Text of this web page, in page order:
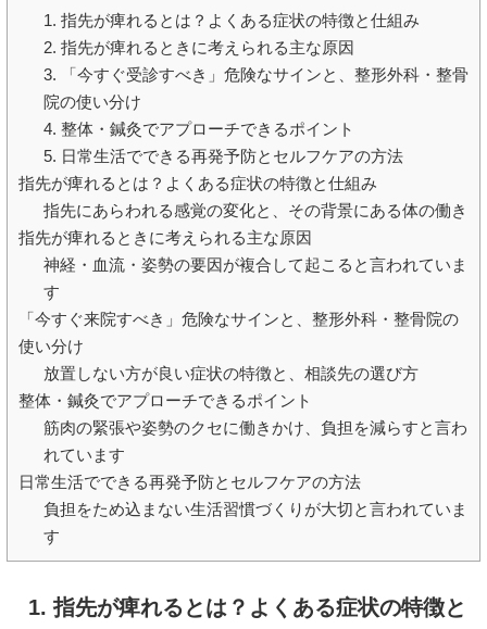
1. 指先が痺れるとは？よくある症状の特徴と仕組み
2. 指先が痺れるときに考えられる主な原因
3. 「今すぐ受診すべき」危険なサインと、整形外科・整骨
院の使い分け
4. 整体・鍼灸でアプローチできるポイント
5. 日常生活でできる再発予防とセルフケアの方法
指先が痺れるとは？よくある症状の特徴と仕組み
指先にあらわれる感覚の変化と、その背景にある体の働き
指先が痺れるときに考えられる主な原因
神経・血流・姿勢の要因が複合して起こると言われていま
す
「今すぐ来院すべき」危険なサインと、整形外科・整骨院の
使い分け
放置しない方が良い症状の特徴と、相談先の選び方
整体・鍼灸でアプローチできるポイント
筋肉の緊張や姿勢のクセに働きかけ、負担を減らすと言わ
れています
日常生活でできる再発予防とセルフケアの方法
負担をため込まない生活習慣づくりが大切と言われていま
す
1. 指先が痺れるとは？よくある症状の特徴と